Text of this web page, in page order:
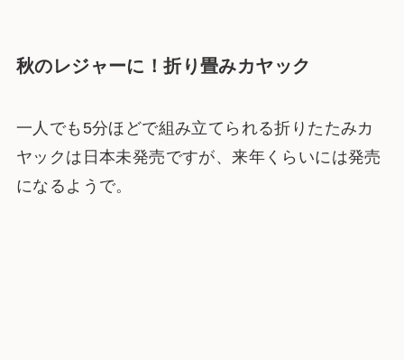
秋のレジャーに！折り畳みカヤック
一人でも5分ほどで組み立てられる折りたたみカ
ヤックは日本未発売ですが、来年くらいには発売
になるようで。